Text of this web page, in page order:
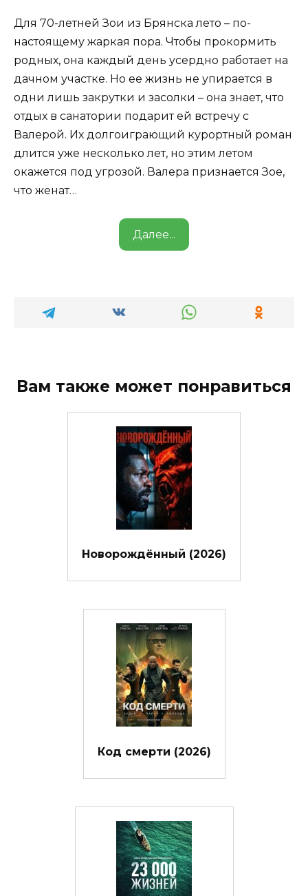
Для 70-летней Зои из Брянска лето – по-
настоящему жаркая пора. Чтобы прокормить
родных, она каждый день усердно работает на
дачном участке. Но ее жизнь не упирается в
одни лишь закрутки и засолки – она знает, что
отдых в санатории подарит ей встречу с
Валерой. Их долгоиграющий курортный роман
длится уже несколько лет, но этим летом
окажется под угрозой. Валера признается Зое,
что женат…
Далее...
Вам также может понравиться
Новорождённый (2026)
Код смерти (2026)